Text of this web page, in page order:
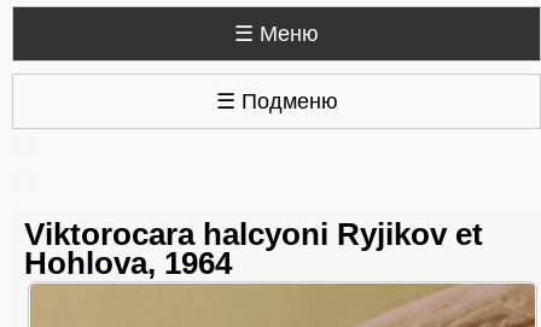
☰ Меню
☰ Подменю
Viktorocara halcyoni Ryjikov et
Hohlova, 1964